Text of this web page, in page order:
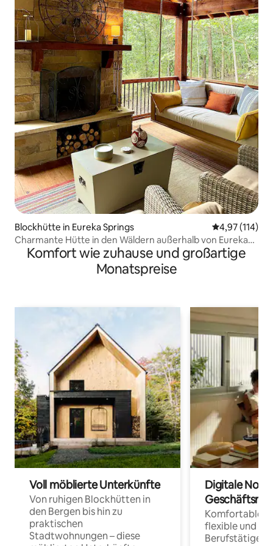
Blockhütte in Eureka Springs
4,97 (114)
Charmante Hütte in den Wäldern außerhalb von Eureka
Springs
Komfort wie zuhause und großartige
Monatspreise
Voll möblierte Unterkünfte
Von ruhigen Blockhütten in
den Bergen bis hin zu
praktischen
Stadtwohnungen – diese
Digitale
Komfortable
flexible und
Berufstätige